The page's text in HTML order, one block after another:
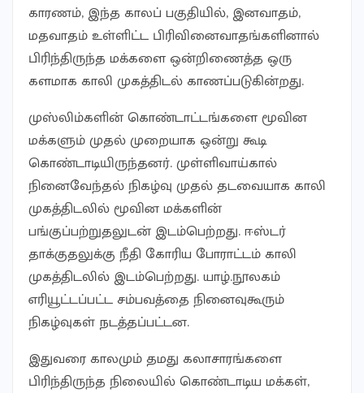
காரணம், இந்த காலப் பகுதியில், இனவாதம்,
மதவாதம் உள்ளிட்ட பிரிவினைவாதங்களினால்
பிரிந்திருந்த மக்களை ஒன்றிணைத்த ஒரு
களமாக காலி முகத்திடல் காணப்படுகின்றது.
முஸ்லிம்களின் கொண்டாட்டங்களை மூவின
மக்களும் முதல் முறையாக ஒன்று கூடி
கொண்டாடியிருந்தனர். முள்ளிவாய்கால்
நினைவேந்தல் நிகழ்வு முதல் தடவையாக காலி
முகத்திடலில் மூவின மக்களின்
பங்குப்பற்றுதலுடன் இடம்பெற்றது. ஈஸ்டர்
தாக்குதலுக்கு நீதி கோரிய போராட்டம் காலி
முகத்திடலில் இடம்பெற்றது. யாழ்.நூலகம்
எரியூட்டப்பட்ட சம்பவத்தை நினைவுகூரும்
நிகழ்வுகள் நடத்தப்பட்டன.
இதுவரை காலமும் தமது கலாசாரங்களை
பிரிந்திருந்த நிலையில் கொண்டாடிய மக்கள்,